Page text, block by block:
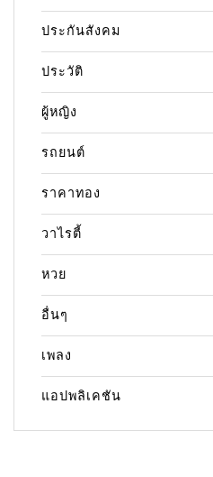
ประกันสังคม
ประวัติ
ผู้หญิง
รถยนต์
ราคาทอง
วาไรตี้
หวย
อื่นๆ
เพลง
แอปพลิเคชัน